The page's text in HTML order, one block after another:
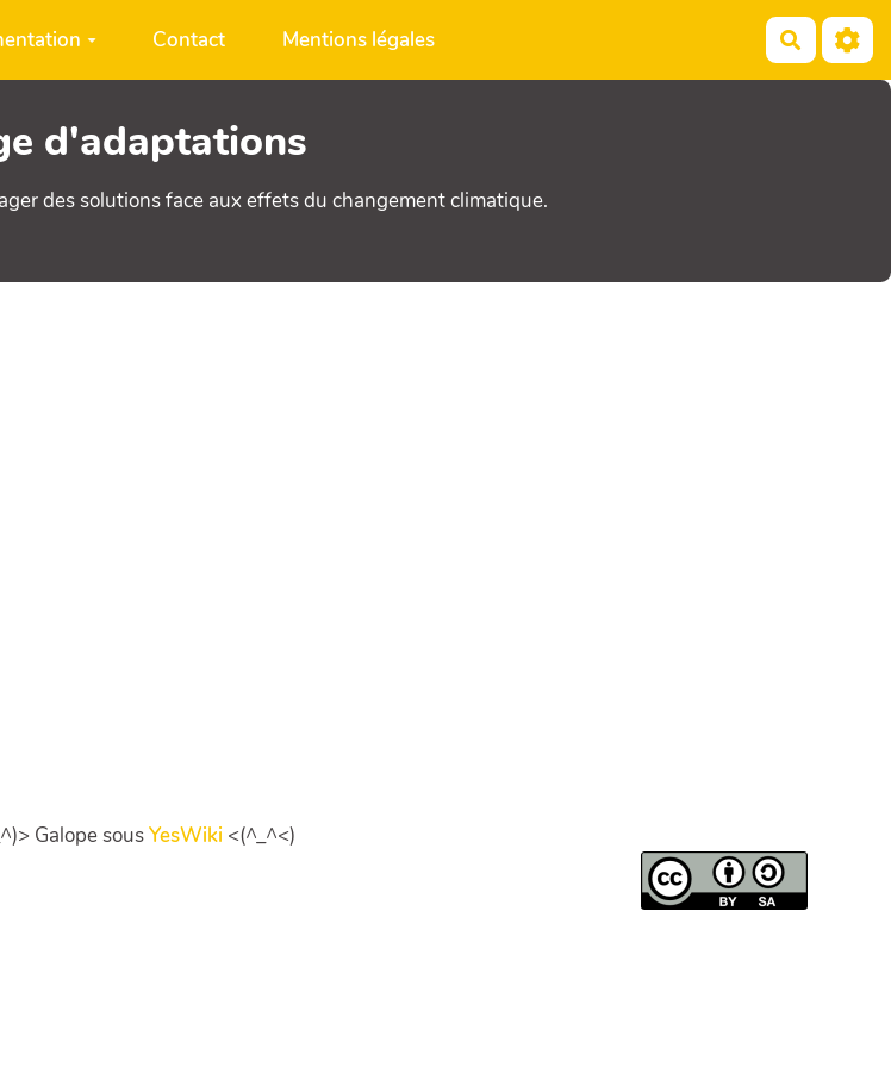
Contact Mentions légales
d'adaptations
des solutions face aux effets du changement climatique.
Galope sousYesWiki <(^_^<)